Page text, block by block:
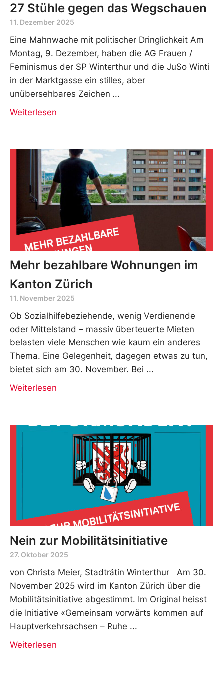
27 Stühle gegen das Wegschauen
11. Dezember 2025
Eine Mahnwache mit politischer Dringlichkeit Am
Montag, 9. Dezember, haben die AG Frauen /
Feminismus der SP Winterthur und die JuSo Winti
in der Marktgasse ein stilles, aber
unübersehbares Zeichen
Weiterlesen
Mehr bezahlbare Wohnungen im
Kanton Zürich
11. November 2025
Ob Sozialhilfebeziehende, wenig Verdienende
oder Mittelstand – massiv überteuerte Mieten
belasten viele Menschen wie kaum ein anderes
Thema. Eine Gelegenheit, dagegen etwas zu tun,
bietet sich am 30. November. Bei
Weiterlesen
Nein zur Mobilitätsinitiative
27. Oktober 2025
von Christa Meier, Stadträtin Winterthur Am 30.
November 2025 wird im Kanton Zürich über die
Mobilitätsinitiative abgestimmt. Im Original heisst
die Initiative «Gemeinsam vorwärts kommen auf
Hauptverkehrsachsen – Ruhe
Weiterlesen